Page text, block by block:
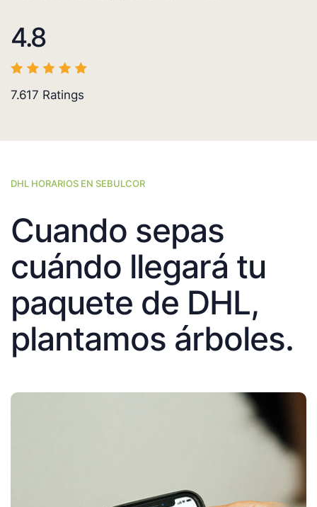
4.8
7.617 Ratings
DHL HORARIOS EN SEBULCOR
Cuando sepas
cuándo llegará tu
paquete de DHL,
plantamos árboles.